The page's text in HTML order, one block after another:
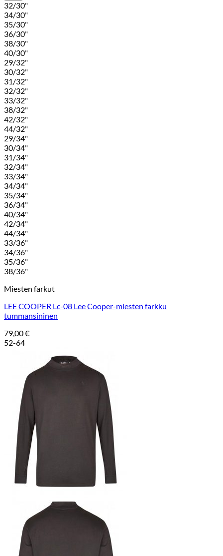
32/30"
34/30"
35/30"
36/30"
38/30"
40/30"
29/32"
30/32"
31/32"
32/32"
33/32"
38/32"
42/32"
44/32"
29/34"
30/34"
31/34"
32/34"
33/34"
34/34"
35/34"
36/34"
40/34"
42/34"
44/34"
33/36"
34/36"
35/36"
38/36"
Miesten farkut
LEE COOPER Lc-08 Lee Cooper-miesten farkku
tummansininen
79,00€
52-64